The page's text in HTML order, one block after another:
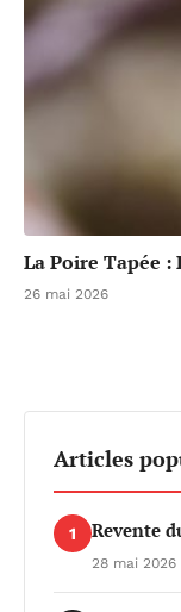
La Poire Tapée :
26 mai 2026
Articles
1 Revente
28 mai 2026